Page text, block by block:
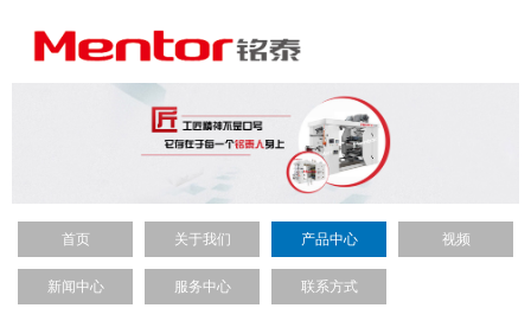
首页 关于我们 产品中心 视频
新闻中心 服务中心 联系方式